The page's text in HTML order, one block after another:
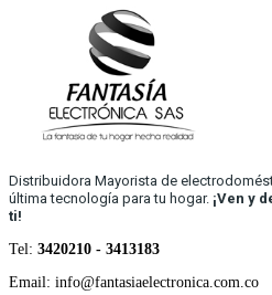
Distribuidora Mayorista de
última tecnología para tu hogar. ¡Ven y
ti!
Tel: 3420210 - 3413183
Email: info@fantasiaelectronica.com.co